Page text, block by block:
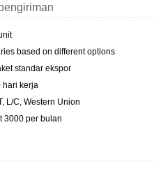
based on different options
standar ekspor
hari kerja
L/C, Western Union
3000 per bulan